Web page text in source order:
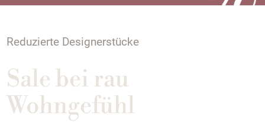
Reduzierte Designerstücke
Sale bei rau
Wohngefühl